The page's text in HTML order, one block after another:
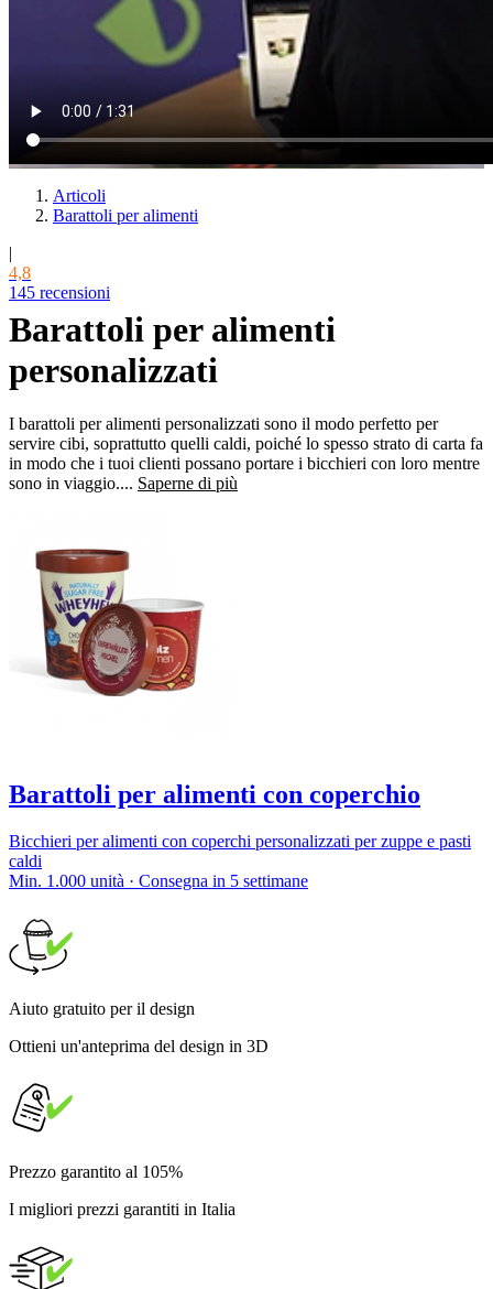
Articoli
Barattoli per alimenti
|
4,8
145 recensioni
Barattoli per alimenti
personalizzati
I barattoli per alimenti personalizzati sono il modo perfetto per
servire cibi, soprattutto quelli caldi, poiché lo spesso strato di carta fa
in modo che i tuoi clienti possano portare i bicchieri con loro mentre
sono in viaggio.... Saperne di più
Barattoli per alimenti con coperchio
Bicchieri per alimenti con coperchi personalizzati per zuppe e pasti
caldi
Min. 1.000 unità · Consegna in 5 settimane
Aiuto gratuito per il design
Ottieni un'anteprima del design in 3D
Prezzo garantito al 105%
I migliori prezzi garantiti in Italia